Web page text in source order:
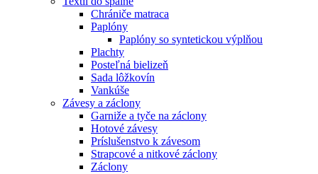
Chrániče matraca
Paplóny
Paplóny so syntetickou výplňou
Plachty
Posteľná bielizeň
Sada lôžkovín
Vankúše
Závesy a záclony
Garniže a tyče na záclony
Hotové závesy
Príslušenstvo k závesom
Strapcové a nitkové záclony
Záclony